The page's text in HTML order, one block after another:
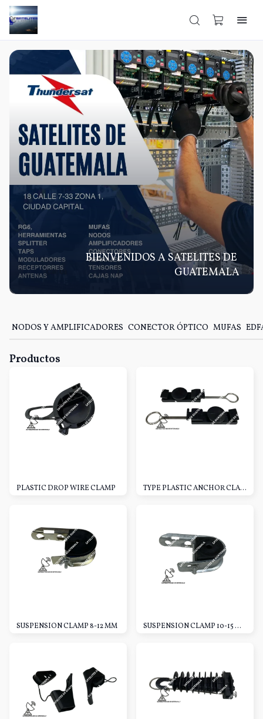
BIENVENIDOS A SATELITES DE
GUATEMALA
NODOS Y AMPLIFICADORES CONECTOR ÓPTICO MUFAS
Productos
PLASTIC DROP WIRE CLAMP TYPE PLASTIC ANCHOR CLAMP
SUSPENSION CLAMP 8-12 MM SUSPENSION CLAMP 10-15 MM